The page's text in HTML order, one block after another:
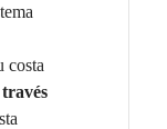
costa
través